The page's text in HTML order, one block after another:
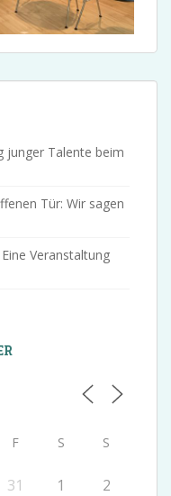
junger Talente beim
Tür: Wir sagen
Veranstaltung
F S S
31 1 2